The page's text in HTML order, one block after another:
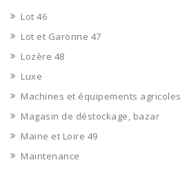
Lot 46
Lot et Garonne 47
Lozère 48
Luxe
Machines et équipements agricoles
Magasin de déstockage, bazar
Maine et Loire 49
Maintenance